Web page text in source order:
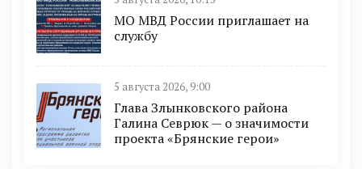
МО МВД России приглашает на
службу
5 августа 2026, 9:00
Глава Злынковского района
Галина Севрюк — о значимости
проекта «Брянские герои»